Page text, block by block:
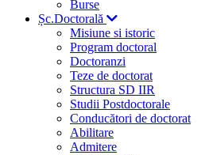
Burse
Șc.Doctorală
Misiune si istoric
Program doctoral
Doctoranzi
Teze de doctorat
Structura SD IIR
Studii Postdoctorale
Conducători de doctorat
Abilitare
Admitere